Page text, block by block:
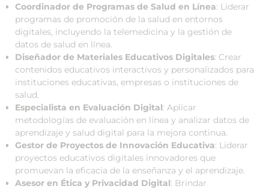
Coordinador de Programas de Salud en Línea: Liderar
programas de promoción de la salud en entornos
digitales, incluyendo la telemedicina y la gestión de
datos de salud en línea.
Diseñador de Materiales Educativos Digitales: Crear
contenidos educativos interactivos y personalizados para
instituciones educativas, empresas o instituciones de
salud.
Especialista en Evaluación Digital: Aplicar
metodologías de evaluación en línea y analizar datos de
aprendizaje y salud digital para la mejora continua.
Gestor de Proyectos de Innovación Educativa: Liderar
proyectos educativos digitales innovadores que
promuevan la eficacia de la enseñanza y el aprendizaje.
Asesor en Ética y Privacidad Digital: Brindar